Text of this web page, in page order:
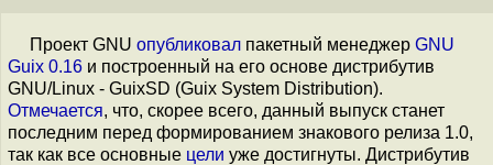
Проект GNU опубликовал пакетный менеджер GNU
Guix 0.16 и построенный на его основе дистрибутив
GNU/Linux - GuixSD (Guix System Distribution).
Отмечается, что, скорее всего, данный выпуск станет
последним перед формированием знакового релиза 1.0,
так как все основные цели уже достигнуты. Дистрибутив